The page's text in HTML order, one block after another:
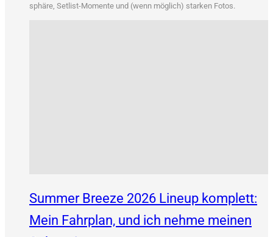
sphä­re, Set­list-Momen­te und (wenn mög­lich) star­ken Fotos.
Summer Breeze 2026 Lineup komplett:
Mein Fahrplan, und ich nehme meinen